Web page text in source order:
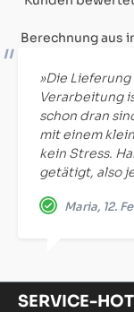
Berechnung aus
»Die
Verarbeitung
schon dran
mit einem
kein Stress.
getätigt, also
Maria, 12.
SERVICE-